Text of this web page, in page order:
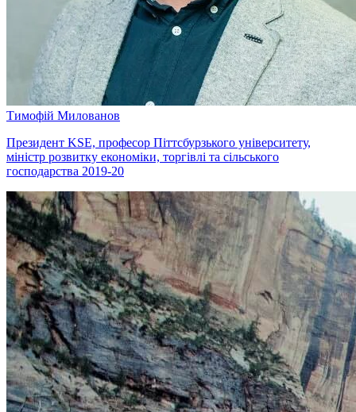
Тимофій Милованов
Президент KSE, професор Піттсбурзького університету,
міністр розвитку економіки, торгівлі та сільського
господарства 2019-20